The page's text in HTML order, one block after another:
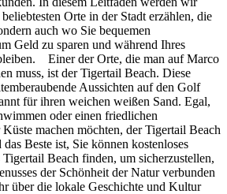
Orte in der Stadt erzählen, die
auch wo Sie bequemen
Geld zu sparen und während Ihres
Einer der Orte, die man auf Marco
muss, ist der Tigertail Beach. Diese
Aussichten auf den Golf
für ihren weichen weißen Sand. Egal,
oder einen friedlichen
machen möchten, der Tigertail Beach
Beste ist, Sie können kostenloses
Beach finden, um sicherzustellen,
der Schönheit der Natur verbunden
über die lokale Geschichte und Kultur